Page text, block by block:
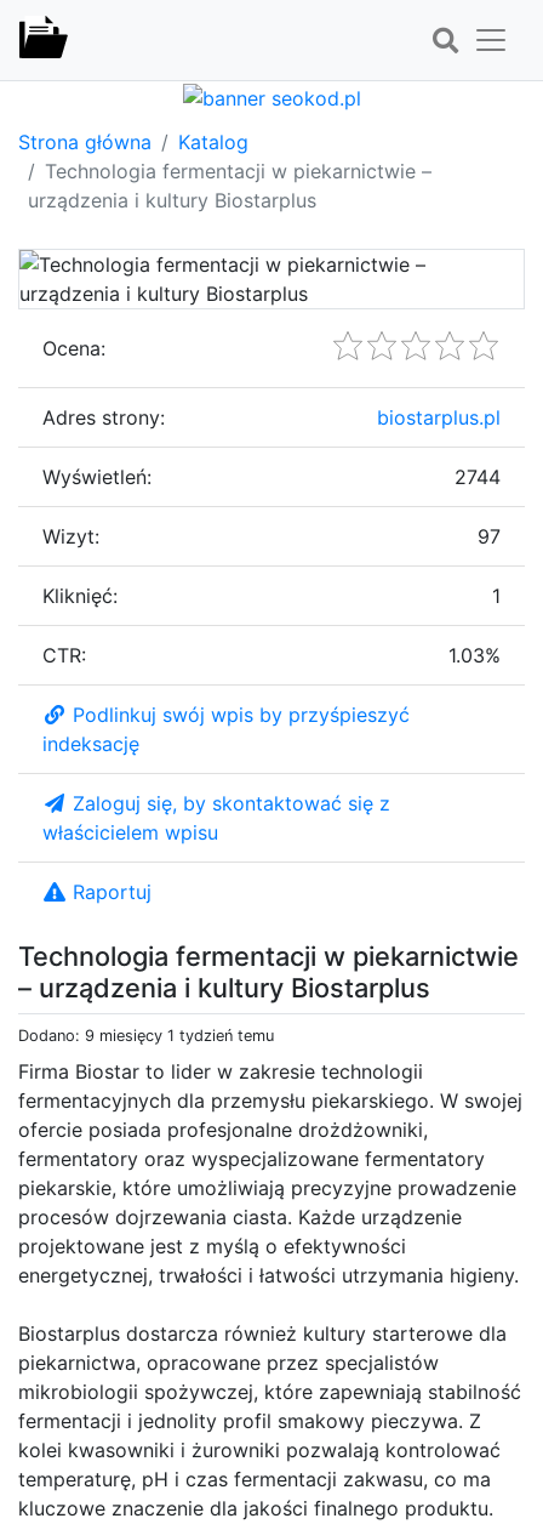
Strona główna
Katalog
Technologia fermentacji w piekarnictwie –
urządzenia i kultury Biostarplus
Technologia fermentacji w piekarnictwie
– urządzenia i kultury Biostarplus
Dodano: 9 miesięcy 1 tydzień temu
Firma Biostar to lider w zakresie technologii
fermentacyjnych dla przemysłu piekarskiego. W swojej
ofercie posiada profesjonalne drożdżowniki,
fermentatory oraz wyspecjalizowane fermentatory
piekarskie, które umożliwiają precyzyjne prowadzenie
procesów dojrzewania ciasta. Każde urządzenie
projektowane jest z myślą o efektywności
energetycznej, trwałości i łatwości utrzymania higieny.
Biostarplus dostarcza również kultury starterowe dla
piekarnictwa, opracowane przez specjalistów
mikrobiologii spożywczej, które zapewniają stabilność
fermentacji i jednolity profil smakowy pieczywa. Z
kolei kwasowniki i żurowniki pozwalają kontrolować
temperaturę, pH i czas fermentacji zakwasu, co ma
kluczowe znaczenie dla jakości finalnego produktu.
Ocena:
Adres strony: biostarplus.pl
Wyświetleń: 2744
Wizyt: 97
Kliknięć: 1
CTR: 1.03%
Podlinkuj swój wpis by przyśpieszyć
indeksację
Zaloguj się, by skontaktować się z
właścicielem wpisu
Raportuj